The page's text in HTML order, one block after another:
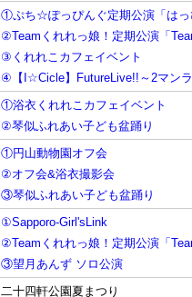
①ぷち☆ぽっぴんぐ定期公演「はっ
②Teamくれれっ娘！定期公演「
③くれれこカフェイベント
④【I☆Cicle】FutureLive!!～2マン
①浴衣くれれこカフェイベント
②琴似ふれあい子ども盆踊り
①円山動物園オフ会
②オフ会&浴衣撮影会
③琴似ふれあい子ども盆踊り
①Sapporo-Girl'sLink
②Teamくれれっ娘！定期公演「
③望月あんず ソロ公演
二十四軒公園夏まつり